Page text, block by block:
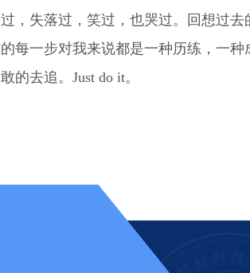
过，失落过，笑过，也哭过。回想过
的每一步对我来说都是一种历练，一
敢的去追。Just do it。